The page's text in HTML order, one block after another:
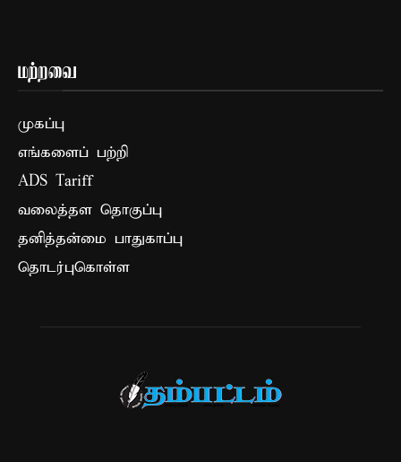
மற்றவை
முகப்பு
எங்களைப் பற்றி
ADS Tariff
வலைத்தள தொகுப்பு
தனித்தன்மை பாதுகாப்பு
தொடர்புகொள்ள